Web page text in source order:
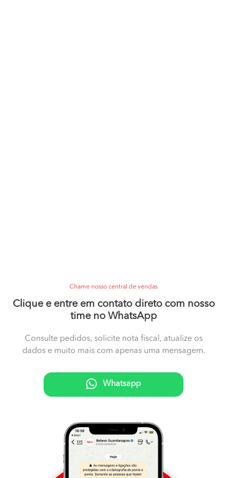
Chame nosso central de vendas
Clique e entre em contato direto com nosso
time no WhatsApp
Consulte pedidos, solicite nota fiscal, atualize os
dados e muito mais com apenas uma mensagem.
Whatsapp